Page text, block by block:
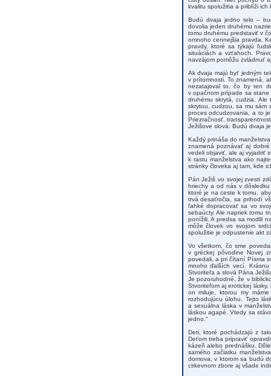
kvalitu spolužitia a priblíži
Budú dvaja jedno telo –
dovolia jeden druhému
tomu druhému predstaviť v
omnoho cennejšia pravda.
pravdy, ktoré sa týkajú
situáciách a vzťahoch.
navzájom pomôžu zvládnuť
Ak dvaja majú byť jedným
v prítomnosti. To znamená,
nezatajoval to, čo by ten
v opačnom prípade sa
druhému skrytá, cudzia.
skrytou, cudzou, sa mu sám
proces odcudzovania, a to
Priezračnosť,
Ježišove slová: Budú dvaja
Každý prináša do
znamená poznávať aj
vedeli objaviť, ale aj vyjadriť
k rastu manželstva ako
stránky človeka aj tam, kde
Pán Ježiš vo svojej zvesti
hriechy a od nás v
ktoré je na ceste k tomu,
trvá desaťročia, sa prihodí
ľahké dopracovať sa vo
sebaúcty. Ale napriek tomu
ponížili. A predsa sa modlil
môže človek vo svojom
spolužitie je odpustenie akt
Vo všetkom, čo sme
v gréckej pôvodine Novej
povedali, a pri čítaní Písma
mnoho ďalších vecí.
Stvoriteľa a slová Pána
Je pozoruhodné, že v
Stvoriteľom aj erotickej
on miluje, ktorou my
rozhodujúcu úlohu. Tejto
a sexuálna láska v
láskou agapé. Vtedy sa
jedno.“
Deti, ktoré pochádzajú z
Deťom treba pripraviť
kázeň alebo prednášku.
samého začiatku
domova, v ktorom sa budú
cirkevnom zbore aj všade